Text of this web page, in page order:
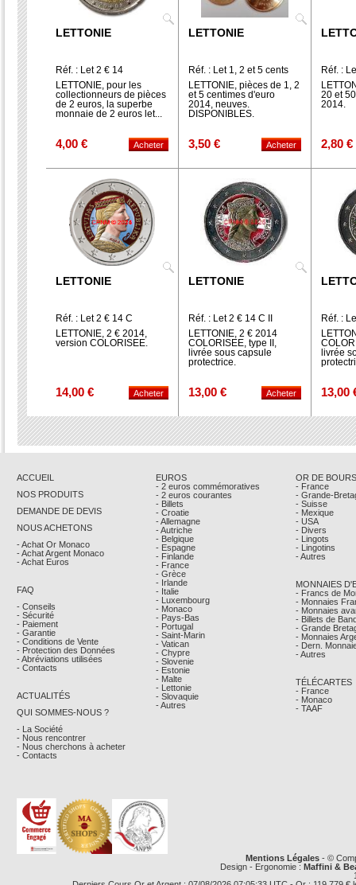
LETTONIE
Réf. : Let 2 € 14
LETTONIE, pour les
collectionneurs de pièces
de 2 euros, la superbe
monnaie de 2 euros let...
4,00 €
LETTONIE
Réf. : Let 1, 2 et 5 cents
2014
LETTONIE, pièces de 1, 2
et 5 centimes d'euro
2014, neuves.
DISPONIBLES.
3,50 €
Réf. :
2014
20 et
2014.
2,80 €
LETTONIE
Réf. : Let 2 € 14 C
LETTONIE, 2 € 2014,
version COLORISEE.
14,00 €
LETTONIE
Réf. : Let 2 € 14 C II
LETTONIE, 2 € 2014
COLORISEE, type II,
livrée sous capsule
protectrice.
13,00 €
Réf. :
livrée
13,00
ACCUEIL
NOS PRODUITS
DEMANDE DE DEVIS
NOUS ACHETONS
- Achat Or Monaco
- Achat Argent Monaco
- Achat Euros
FAQ
- Conseils
- Sécurité
- Paiement
- Garantie
- Conditions de Vente
- Protection des Données
- Abréviations utilisées
- Contacts
ACTUALITÉS
QUI SOMMES-NOUS ?
- La Société
- Nous rencontrer
- Nous cherchons à acheter
- Contacts
EUROS
- 2 euros commémoratives
- 2 euros courantes
- Billets
- Croatie
- Allemagne
- Autriche
- Belgique
- Espagne
- Finlande
- France
- Grèce
- Irlande
- Italie
- Luxembourg
- Monaco
- Pays-Bas
- Portugal
- Saint-Marin
- Vatican
- Chypre
- Slovenie
- Estonie
- Malte
- Lettonie
- Slovaquie
- Autres
OR DE
- France
- Grande-
- Suisse
- Mexique
- USA
- Divers
- Lingots
- Lingotins
- Autres
MONNAIES
- Francs de
- Monnaies
- Monnaies
- Billets de
- Grande
- Monnaies
- Dern.
- Autres
TÉLÉCARTES
- France
- Monaco
- TAAF
Mentions Légales- ©
Design - Ergonomie : Maffini &